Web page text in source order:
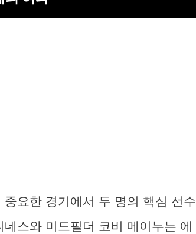
요한 경기에서 두 명의 핵심 선수
스와 미드필더 코비 메이누는 에